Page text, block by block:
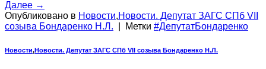
Далее →
Опубликовано в Новости,Новости. Депутат ЗАГС СПб VII
созыва Бондаренко Н.Л.
Метки #ДепутатБондаренко
Новости,Новости. Депутат ЗАГС СПб VII созыва Бондаренко Н.Л.